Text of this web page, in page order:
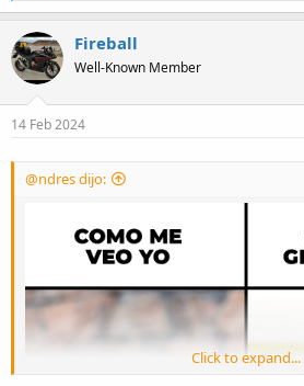
a
t
i
n
s
Fireball
Well-Known Member
14 Feb 2024
@ndres dijo:
Click to expand...